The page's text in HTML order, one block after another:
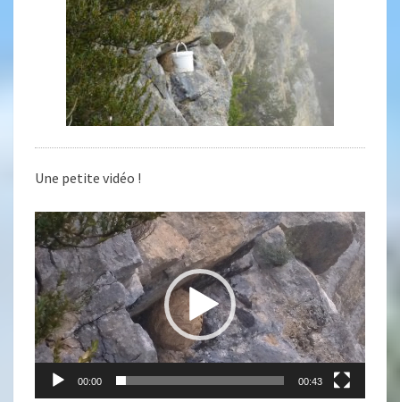
Une petite vidéo !
Lecteur
vidéo
00:00 00:43